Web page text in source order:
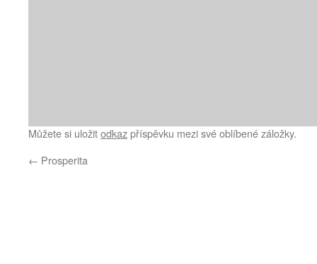
Můžete si uložitodkazpříspěvku mezi své oblíbené záložky.
← Prosperita